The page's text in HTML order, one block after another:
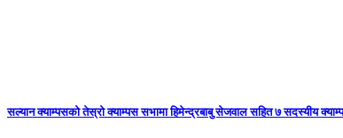
सल्यान क्याम्पसको तेस्रो क्याम्पस सभामा हिमेन्द्रबाबु सेजवाल सहित ७ सदस्यीय